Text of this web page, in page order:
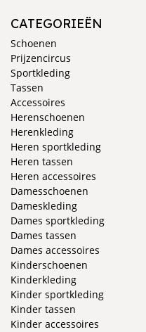
CATEGORIEËN
Schoenen
Prijzencircus
Sportkleding
Tassen
Accessoires
Herenschoenen
Herenkleding
Heren sportkleding
Heren tassen
Heren accessoires
Damesschoenen
Dameskleding
Dames sportkleding
Dames tassen
Dames accessoires
Kinderschoenen
Kinderkleding
Kinder sportkleding
Kinder tassen
Kinder accessoires